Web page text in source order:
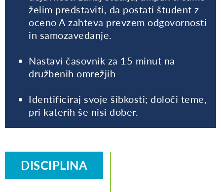
želim predstaviti, da postati študent z
oceno A zahteva prevzem odgovornosti
in samozavedanje.
Nastavi časovnik za 15 minut na
družbenih omrežjih
Identificiraj svoje šibkosti; določi teme,
pri katerih še nisi dober.
DISCIPLINA